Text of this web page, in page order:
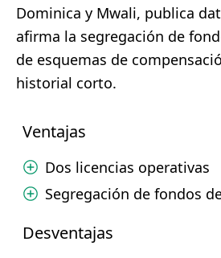
Dominica y Mwali, publica
afirma la segregación de
de esquemas de
historial corto.
Ventajas
Dos licencias operativas
Segregación de fondos
Desventajas